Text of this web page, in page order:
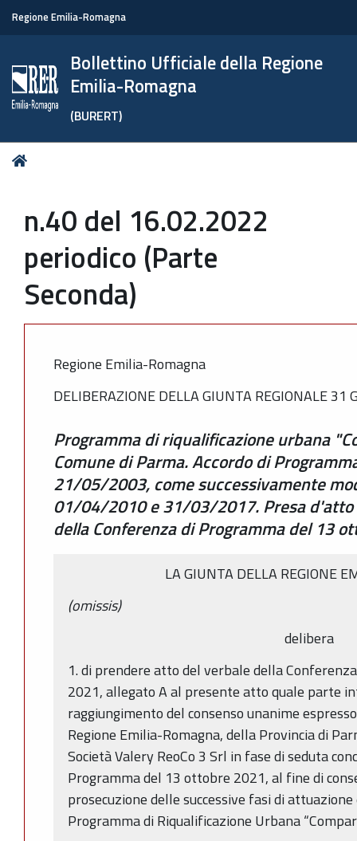
Regione Emilia-Romagna
Bollettino Ufficiale della Regione
Emilia-Romagna
(BURERT)
Tu
n.40 del 16.02.2022
periodico (Parte
Seconda)
Regione Emilia-Romagna
DELIBERAZIONE DELLA GIUNTA REGIONALE 31
Programma di riqualificazione urbana
Comune di Parma. Accordo di
21/05/2003, come successivamente
01/04/2010 e 31/03/2017. Presa d'atto
della Conferenza di Programma del 13
LA GIUNTA DELLA REGIONE
(omissis)
delibera
1. di prendere atto del verbale della
2021, allegato A al presente atto quale parte
raggiungimento del consenso unanime
Regione Emilia-Romagna, della Provincia di
Società Valery ReoCo 3 Srl in fase di seduta
Programma del 13 ottobre 2021, al fine di
prosecuzione delle successive fasi di
Programma di Riqualificazione Urbana